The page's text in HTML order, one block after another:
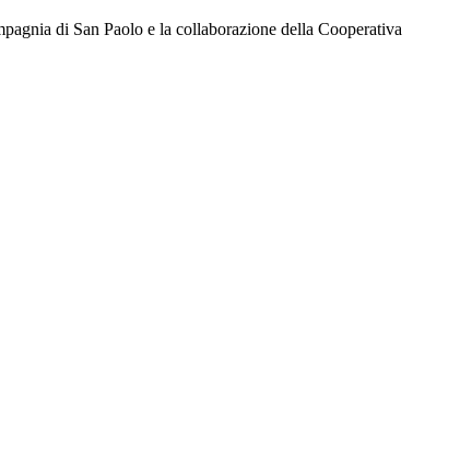
di San Paolo e la collaborazione della Cooperativa